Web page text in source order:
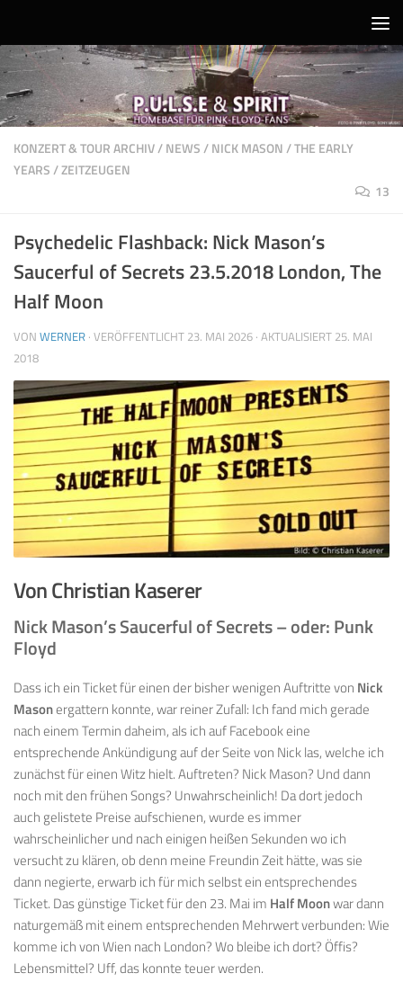
KONZERT & TOUR ARCHIV/NEWS/NICK MASON/THE EARLY
YEARS/ZEITZEUGEN
13
Psychedelic Flashback: Nick Mason’s
Saucerful of Secrets 23.5.2018 London, The
Half Moon
VON WERNER · VERÖFFENTLICHT 23. MAI 2026 · AKTUALISIERT 25. MAI
2018
Von Christian Kaserer
Nick Mason’s Saucerful of Secrets – oder: Punk
Floyd
Dass ich ein Ticket für einen der bisher wenigen Auftritte von Nick
Masonergattern konnte, war reiner Zufall: Ich fand mich gerade
nach einem Termin daheim, als ich auf Facebook eine
entsprechende Ankündigung auf der Seite von Nick las, welche ich
zunächst für einen Witz hielt. Auftreten? Nick Mason? Und dann
noch mit den frühen Songs? Unwahrscheinlich! Da dort jedoch
auch gelistete Preise aufschienen, wurde es immer
wahrscheinlicher und nach einigen heißen Sekunden wo ich
versucht zu klären, ob denn meine Freundin Zeit hätte, was sie
dann negierte, erwarb ich für mich selbst ein entsprechendes
Ticket. Das günstige Ticket für den 23. Mai im Half Moonwar dann
naturgemäß mit einem entsprechenden Mehrwert verbunden: Wie
komme ich von Wien nach London? Wo bleibe ich dort? Öffis?
Lebensmittel? Uff, das konnte teuer werden.